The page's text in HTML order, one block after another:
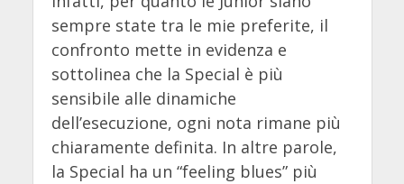
sempre state tra le mie preferite, il
confronto mette in evidenza e
sottolinea che la Special è più
sensibile alle dinamiche
dell’esecuzione, ogni nota rimane più
chiaramente definita. In altre parole,
la Special ha un “feeling blues” più